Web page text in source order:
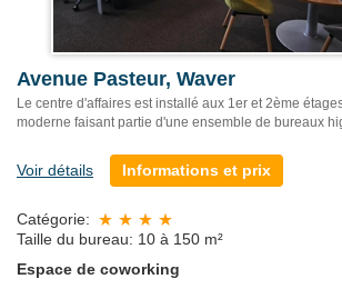
Avenue Pasteur, Waver
Le centre d'affaires est installé aux 1er et 2ème
moderne faisant partie d'une ensemble de bureaux
Voir détails Informations et prix
Catégorie:
Taille du bureau: 10 à 150 m²
Espace de coworking